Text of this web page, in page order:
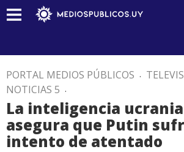
PORTAL MEDIOS PÚBLICOS .
NOTICIAS 5 .
La inteligencia
asegura que Putin
intento de atentado